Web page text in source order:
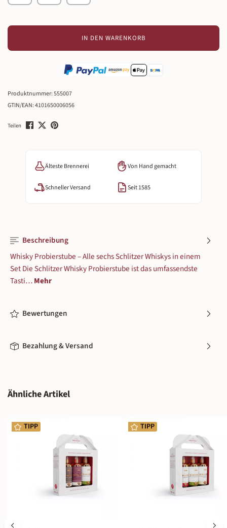
IN DEN WARENKORB
Produktnummer:555007
GTIN/EAN:4101650006056
Teilen
Älteste Brennerei Von Hand gemacht
Schneller Versand Seit 1585
Beschreibung
Whisky Probierstube – Alle sechs Schlitzer Whiskys in einem
Set Die Schlitzer Whisky Probierstube ist das umfassendste
Tasti…Mehr
Bewertungen
Bezahlung & Versand
Produktgalerie überspringen
Ähnliche Artikel
TIPP TIPP